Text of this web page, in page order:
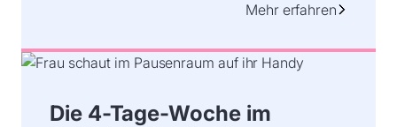
Mehr erfahren
Die 4-Tage-Woche im